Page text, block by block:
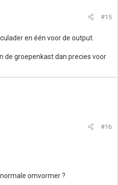
#15
en één voor de output.
de groepenkast dan precies voor
#16
omvormer ?